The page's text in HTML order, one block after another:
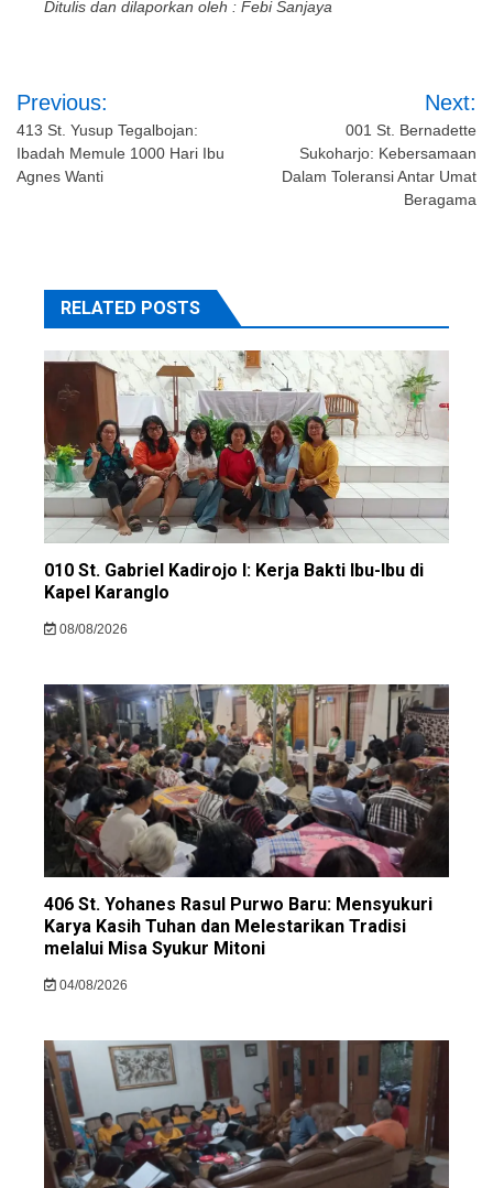
Ditulis dan dilaporkan oleh : Febi Sanjaya
Post
navigation
Previous:
413 St. Yusup Tegalbojan:
Ibadah Memule 1000 Hari Ibu
Agnes Wanti
Next:
001 St. Bernadette
Sukoharjo: Kebersamaan
Dalam Toleransi Antar Umat
Beragama
RELATED POSTS
010 St. Gabriel Kadirojo I: Kerja Bakti Ibu-Ibu di
Kapel Karanglo
08/08/2026
406 St. Yohanes Rasul Purwo Baru: Mensyukuri
Karya Kasih Tuhan dan Melestarikan Tradisi
melalui Misa Syukur Mitoni
04/08/2026